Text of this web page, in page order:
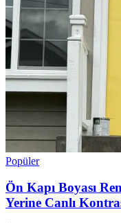
Popüler
Ön Kapı Boyası
Yerine Canlı